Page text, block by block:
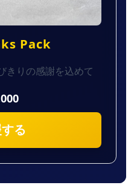
Pack
きりの感謝を込めて
る